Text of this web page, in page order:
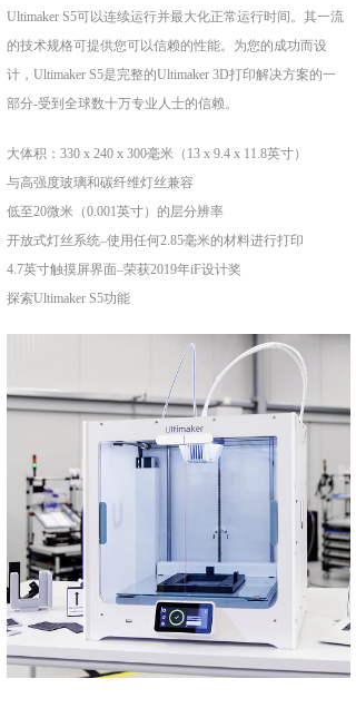
Ultimaker S5可以连续运行并最大化正常运行时间。其一流
的技术规格可提供您可以信赖的性能。为您的成功而设
计，Ultimaker S5是完整的Ultimaker 3D打印解决方案的一
部分-受到全球数十万专业人士的信赖。
大体积：330 x 240 x 300毫米（13 x 9.4 x 11.8英寸）
与高强度玻璃和碳纤维灯丝兼容
低至20微米（0.001英寸）的层分辨率
开放式灯丝系统–使用任何2.85毫米的材料进行打印
4.7英寸触摸屏界面–荣获2019年iF设计奖
探索Ultimaker S5功能